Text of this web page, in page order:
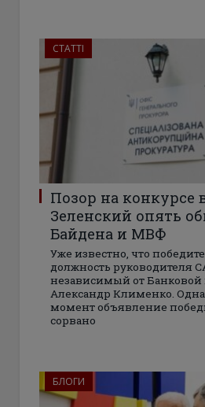
СТАТТІ
Позор на конкурсе
Зеленский опять
Байдена и МВФ
Уже известно, что
должность руководителя
независимый от Банковой
Александр Клименко.
момент объявление
сорвано
БЛОГИ